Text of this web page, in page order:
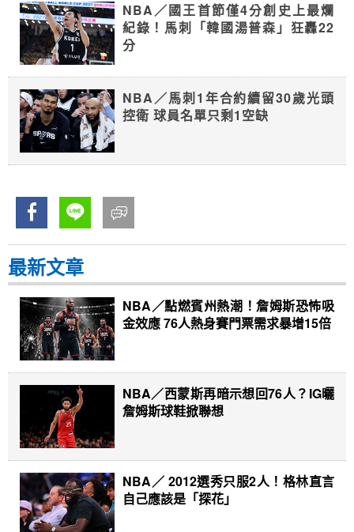
NBA／國王首節僅4分創史上最爛
紀錄！馬刺「韓國湯普森」狂轟22
分
NBA／馬刺1年合約續留30歲光頭
控衛 球員名單只剩1空缺
最新文章
NBA／點燃賓州熱潮！詹姆斯恐怖吸
金效應 76人熱身賽門票需求暴增15倍
NBA／西蒙斯再暗示想回76人？IG曬
詹姆斯球鞋掀聯想
NBA／ 2012選秀只服2人！格林直言
自己應該是「探花」